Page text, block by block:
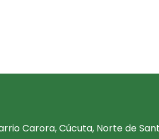
Carora, Cúcuta, Norte de